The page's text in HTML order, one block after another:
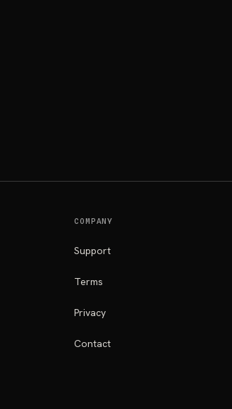
COMPANY
Support
Terms
Privacy
Contact